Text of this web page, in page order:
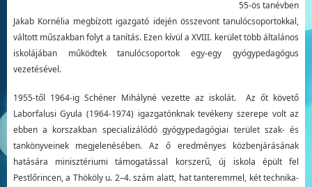
55-ös tanévben
Jakab Kornélia megbízott igazgató idején összevont tanulócsoportokkal,
váltott műszakban folyt a tanítás. Ezen kívül a XVIII. kerület több általános
iskolájában működtek tanulócsoportok egy-egy gyógypedagógus
vezetésével.
1955-től 1964-ig Schéner Mihályné vezette az iskolát. Az őt követő
Laborfalusi Gyula (1964-1974) igazgatónknak tevékeny szerepe volt az
ebben a korszakban specializálódó gyógypedagógiai terület szak- és
tankönyveinek megjelenésében. Az ő eredményes közbenjárásának
hatására minisztériumi támogatással korszerű, új iskola épült fel
Pestlőrincen, a Thököly u. 2–4. szám alatt, hat tanteremmel, két technika-